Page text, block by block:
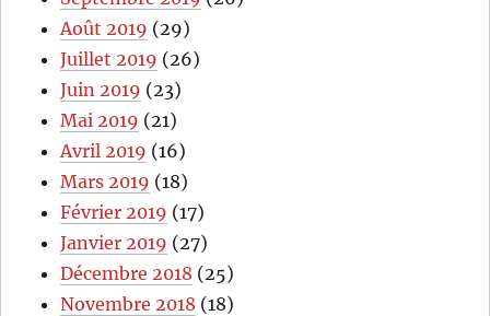
Août 2019 (29)
Juillet 2019 (26)
Juin 2019 (23)
Mai 2019 (21)
Avril 2019 (16)
Mars 2019 (18)
Février 2019 (17)
Janvier 2019 (27)
Décembre 2018 (25)
Novembre 2018 (18)